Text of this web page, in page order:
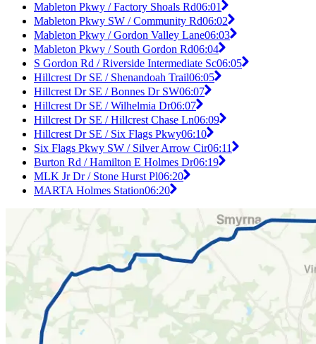
Mableton Pkwy / Factory Shoals Rd06:01
Mableton Pkwy SW / Community Rd06:02
Mableton Pkwy / Gordon Valley Lane06:03
Mableton Pkwy / South Gordon Rd06:04
S Gordon Rd / Riverside Intermediate Sc06:05
Hillcrest Dr SE / Shenandoah Trail06:05
Hillcrest Dr SE / Bonnes Dr SW06:07
Hillcrest Dr SE / Wilhelmia Dr06:07
Hillcrest Dr SE / Hillcrest Chase Ln06:09
Hillcrest Dr SE / Six Flags Pkwy06:10
Six Flags Pkwy SW / Silver Arrow Cir06:11
Burton Rd / Hamilton E Holmes Dr06:19
MLK Jr Dr / Stone Hurst Pl06:20
MARTA Holmes Station06:20